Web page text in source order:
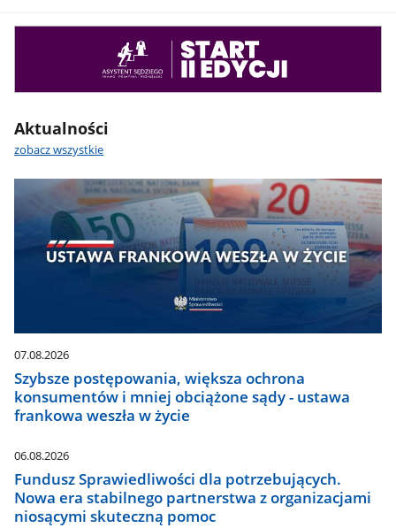
Aktualności
zobacz wszystkie
07.08.2026
Szybsze postępowania, większa ochrona
konsumentów i mniej obciążone sądy - ustawa
frankowa weszła w życie
06.08.2026
Fundusz Sprawiedliwości dla potrzebujących.
Nowa era stabilnego partnerstwa z organizacjami
niosącymi skuteczną pomoc